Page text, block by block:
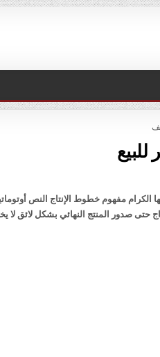
للبيع
مفهوم خطوط الإنتاج النص
صدور المنتج النهائي بشكل لائق لا